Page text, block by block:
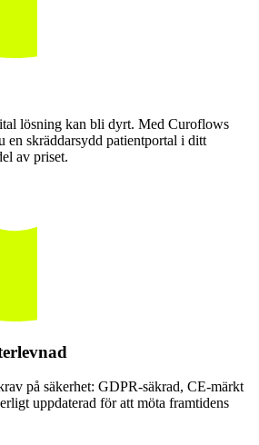
lösning kan bli dyrt. Med Curoflows
en skräddarsydd patientportal i ditt
av priset.
på säkerhet: GDPR-säkrad, CE-märkt
uppdaterad för att möta framtidens